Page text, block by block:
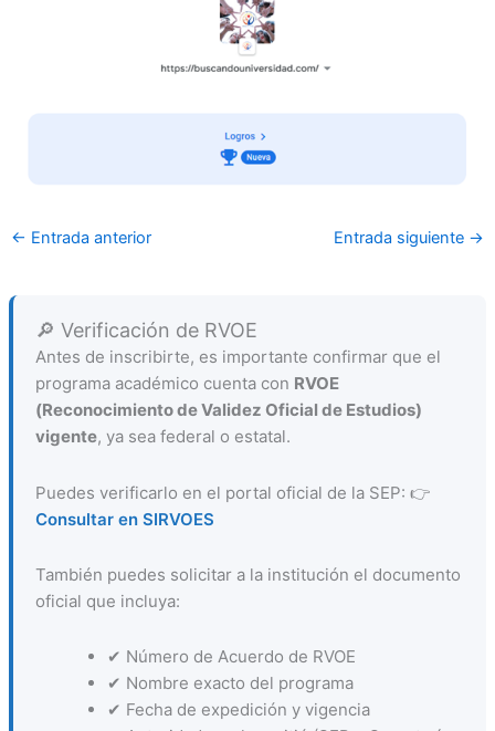
← Entrada anterior Entrada siguiente →
🔎 Verificación de RVOE
Antes de inscribirte, es importante confirmar que el
programa académico cuenta con RVOE
(Reconocimiento de Validez Oficial de Estudios)
vigente, ya sea federal o estatal.
Puedes verificarlo en el portal oficial de la SEP: 👉
Consultar en SIRVOES
También puedes solicitar a la institución el documento
oficial que incluya:
✔ Número de Acuerdo de RVOE
✔ Nombre exacto del programa
✔ Fecha de expedición y vigencia